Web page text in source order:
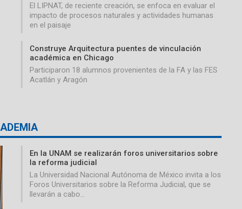
El LIPNAT, de reciente creación, se enfoca en evaluar el
impacto de procesos naturales y actividades humanas
en el paisaje
Construye Arquitectura puentes de vinculación
académica en Chicago
Participaron 18 alumnos provenientes de la FA y las FES
Acatlán y Aragón
En la UNAM se realizarán foros universitarios sobre
la reforma judicial
La Universidad Nacional Autónoma de México invita a los
Foros Universitarios sobre la Reforma Judicial, que se
llevarán a cabo…